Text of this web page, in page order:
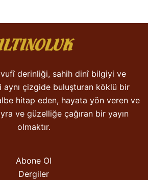
derinliği, sahih dinî bilgiyi ve
aynı çizgide buluşturan köklü bir
hitap eden, hayata yön veren ve
ve güzelliğe çağıran bir yayın
olmaktır.
Abone Ol
Dergiler